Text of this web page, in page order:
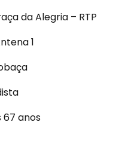
da Alegria – RTP
1
67 anos